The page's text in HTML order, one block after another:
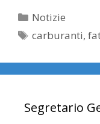
Categorie
Notizie
Tag
carburanti,
Segretario